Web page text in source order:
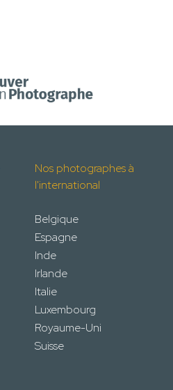
Nos photographes à
l'international
Belgique
Espagne
Inde
Irlande
Italie
Luxembourg
Royaume-Uni
Suisse